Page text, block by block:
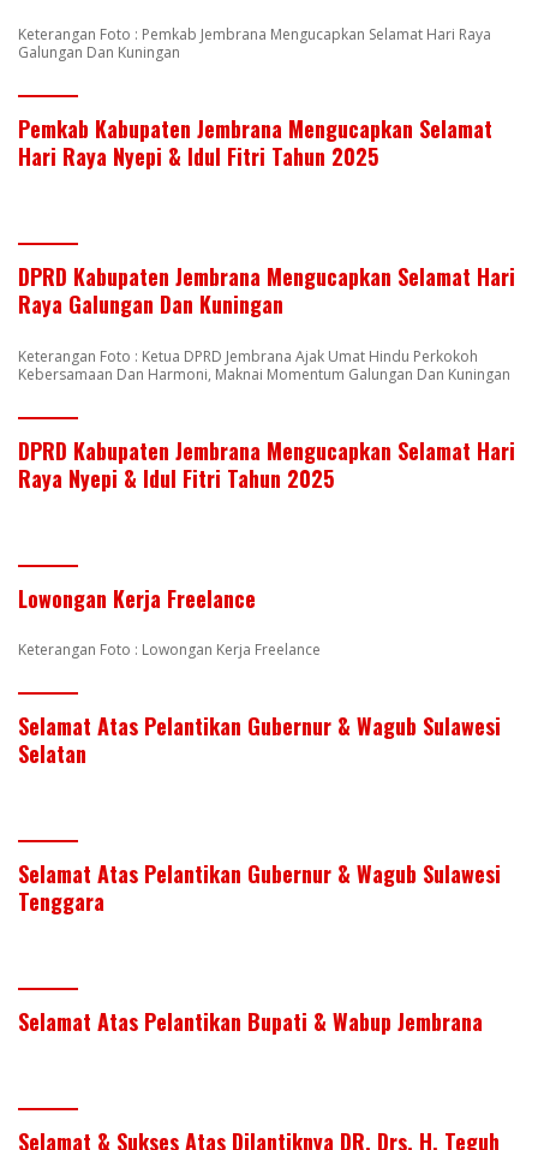
Keterangan Foto : Pemkab Jembrana Mengucapkan Selamat Hari Raya
Galungan Dan Kuningan
Pemkab Kabupaten Jembrana Mengucapkan Selamat
Hari Raya Nyepi & Idul Fitri Tahun 2025
DPRD Kabupaten Jembrana Mengucapkan Selamat Hari
Raya Galungan Dan Kuningan
Keterangan Foto : Ketua DPRD Jembrana Ajak Umat Hindu Perkokoh
Kebersamaan Dan Harmoni, Maknai Momentum Galungan Dan Kuningan
DPRD Kabupaten Jembrana Mengucapkan Selamat Hari
Raya Nyepi & Idul Fitri Tahun 2025
Lowongan Kerja Freelance
Keterangan Foto : Lowongan Kerja Freelance
Selamat Atas Pelantikan Gubernur & Wagub Sulawesi
Selatan
Selamat Atas Pelantikan Gubernur & Wagub Sulawesi
Tenggara
Selamat Atas Pelantikan Bupati & Wabup Jembrana
Selamat & Sukses Atas Dilantiknya DR. Drs. H. Teguh